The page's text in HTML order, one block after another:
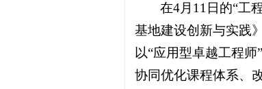
在4月11日的“工
基地建设创新与实践
以“应用型卓越工程
协同优化课程体系、